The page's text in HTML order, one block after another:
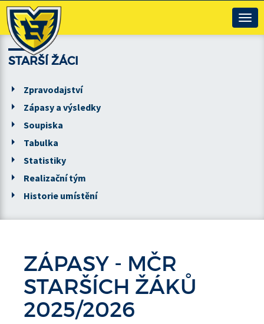
STARŠÍ ŽÁCI
Zpravodajství
Zápasy a výsledky
Soupiska
Tabulka
Statistiky
Realizační tým
Historie umístění
ZÁPASY - MČR
STARŠÍCH ŽÁKŮ
2025/2026